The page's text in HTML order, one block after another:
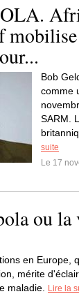
mobilise
Bob
comme
SARM.
suite
Le 17
ou
en Europe,
mérite
maladie.
Lire la